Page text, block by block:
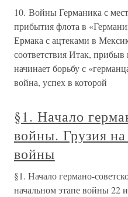
10. Войны Германика с
прибытия флота в
Ермака с ацтеками в
соответствия Итак,
начинает борьбу с
война, успех в которой
§1. Начало
войны. Грузия
войны
§1. Начало германо-
начальном этапе войны 22